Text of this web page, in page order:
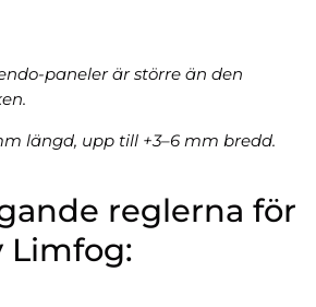
paneler är större än den
längd, upp till +3–6 mm bredd.
reglerna för
Limfog: